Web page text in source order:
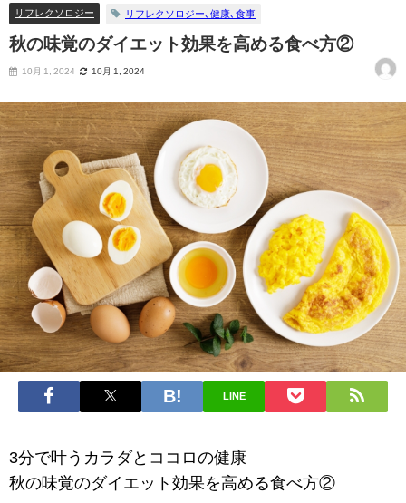
リフレクソロジー リフレクソロジー､健康､食事
秋の味覚のダイエット効果を高める食べ方②
10月 1, 2024 10月 1, 2024
LINE
3分で叶うカラダとココロの健康
秋の味覚のダイエット効果を高める食べ方②